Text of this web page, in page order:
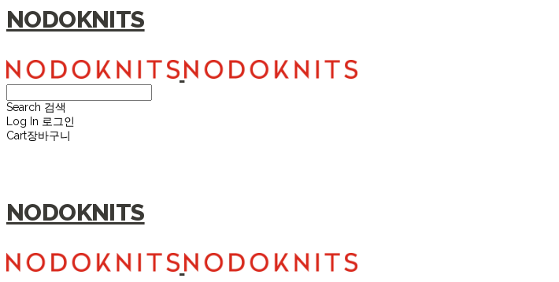
NODOKNITS
Search 검색
Log In 로그인
Cart장바구니
NODOKNITS